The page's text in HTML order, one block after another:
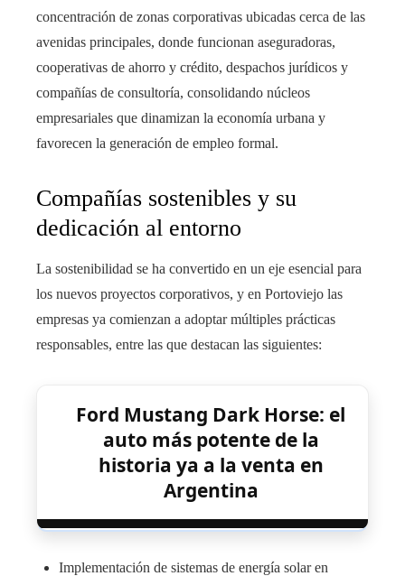
concentración de zonas corporativas ubicadas cerca de las
avenidas principales, donde funcionan aseguradoras,
cooperativas de ahorro y crédito, despachos jurídicos y
compañías de consultoría, consolidando núcleos
empresariales que dinamizan la economía urbana y
favorecen la generación de empleo formal.
Compañías sostenibles y su
dedicación al entorno
La sostenibilidad se ha convertido en un eje esencial para
los nuevos proyectos corporativos, y en Portoviejo las
empresas ya comienzan a adoptar múltiples prácticas
responsables, entre las que destacan las siguientes:
Ford Mustang Dark Horse: el
auto más potente de la
historia ya a la venta en
Argentina
Implementación de sistemas de energía solar en